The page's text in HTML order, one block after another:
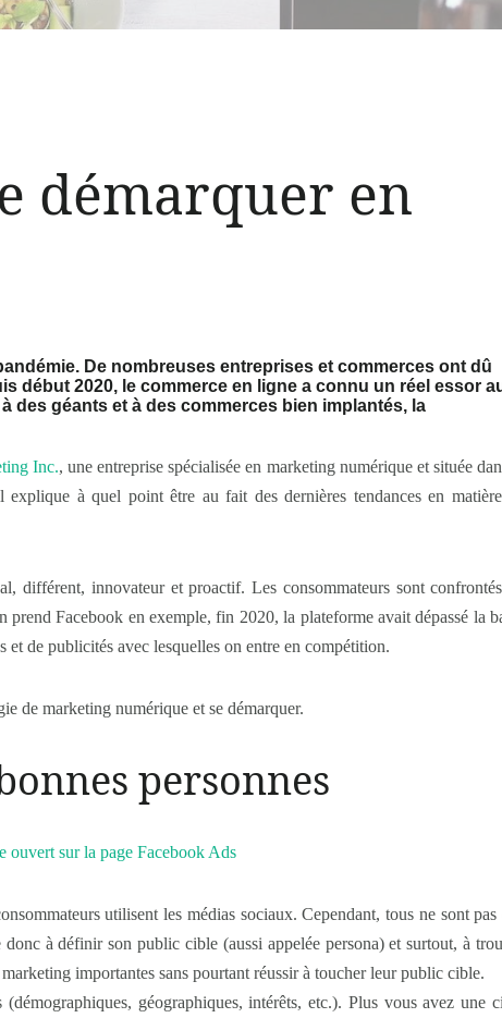
démarquer en
De nombreuses entreprises et commerces ont dû
début 2020, le commerce en ligne a connu un réel essor
des géants et à des commerces bien implantés, la
Inc., une entreprise spécialisée en marketing numérique et située
explique à quel point être au fait des dernières tendances en
innovateur et proactif. Les consommateurs sont
prend Facebook en exemple, fin 2020, la plateforme avait dépassé la
et de publicités avec lesquelles on entre en compétition.
de marketing numérique et se démarquer.
personnes
utilisent les médias sociaux. Cependant, tous ne sont pas
à définir son public cible (aussi appelée persona) et surtout, à
importantes sans pourtant réussir à toucher leur public cible.
géographiques, intérêts, etc.). Plus vous avez une